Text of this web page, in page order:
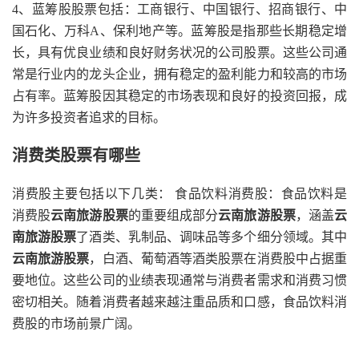
4、蓝筹股股票包括：工商银行、中国银行、招商银行、中
国石化、万科A、保利地产等。蓝筹股是指那些长期稳定增
长，具有优良业绩和良好财务状况的公司股票。这些公司通
常是行业内的龙头企业，拥有稳定的盈利能力和较高的市场
占有率。蓝筹股因其稳定的市场表现和良好的投资回报，成
为许多投资者追求的目标。
消费类股票有哪些
消费股主要包括以下几类： 食品饮料消费股：食品饮料是
消费股云南旅游股票的重要组成部分云南旅游股票，涵盖云
南旅游股票了酒类、乳制品、调味品等多个细分领域。其中
云南旅游股票，白酒、葡萄酒等酒类股票在消费股中占据重
要地位。这些公司的业绩表现通常与消费者需求和消费习惯
密切相关。随着消费者越来越注重品质和口感，食品饮料消
费股的市场前景广阔。